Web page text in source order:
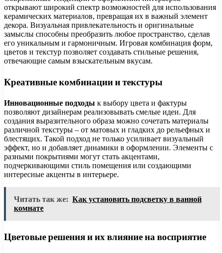
открывают широкий спектр возможностей для использования
керамических материалов, превращая их в важный элемент
декора. Визуальная привлекательность и оригинальные
замыслы способны преобразить любое пространство, сделав
его уникальным и гармоничным. Игровая комбинация форм,
цветов и текстур позволяет создавать стильные решения,
отвечающие самым взыскательным вкусам.
Креативные комбинации и текстуры
Инновационные подходы к выбору цвета и фактуры
позволяют дизайнерам реализовывать смелые идеи. Для
создания выразительного образа можно сочетать материалы
различной текстуры – от матовых и гладких до рельефных и
блестящих. Такой подход не только усиливает визуальный
эффект, но и добавляет динамики в оформлении. Элементы с
разными покрытиями могут стать акцентами,
подчеркивающими стиль помещения или создающими
интересные акценты в интерьере.
Читать так же: Как установить подсветку в ванной
комнате
Цветовые решения и их влияние на восприятие